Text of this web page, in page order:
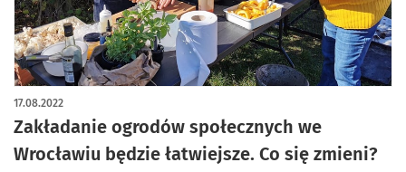
Zakładanie ogrodów społecznych we
Wrocławiu będzie łatwiejsze. Co się zmieni?
17.08.2022